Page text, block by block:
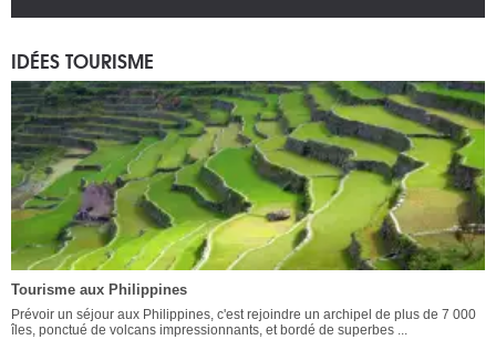
IDÉES TOURISME
Tourisme aux Philippines
Prévoir un séjour aux Philippines, c'est rejoindre un archipel de plus de 7 000
îles, ponctué de volcans impressionnants, et bordé de superbes ...